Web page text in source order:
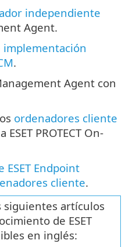
independiente
Agent.
implementación
.
Agent con
ordenadores cliente
PROTECT On-
Endpoint
cliente.
siguientes artículos
de ESET
en inglés: